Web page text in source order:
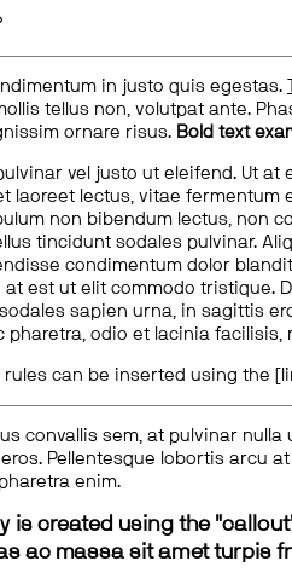
in justo quis egestas.
tellus non, volutpat ante.
ornare risus. Bold text
vel justo ut eleifend. Ut at
laoreet lectus, vitae fermentum
non bibendum lectus, non
tincidunt sodales pulvinar.
condimentum dolor
at est ut elit commodo tristique.
sapien urna, in sagittis
pharetra, odio et lacinia
rules can be inserted using the
convallis sem, at pulvinar
Pellentesque lobortis arcu
enim.
is created using the
ac massa sit amet turpis